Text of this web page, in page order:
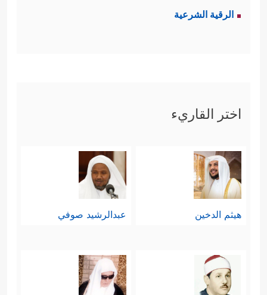
الرقية الشرعية
اختر القاريء
هيثم الدخين عبدالرشيد صوفي